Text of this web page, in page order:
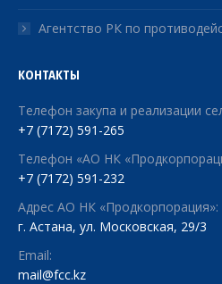
Агентство РК по
КОНТАКТЫ
Телефон закупа и реализации
+7 (7172) 591-265
Телефон «АО НК
+7 (7172) 591-232
Адрес АО НК «Продкорпорация»:
г. Астана, ул. Московская, 29/3
Email:
mail@fcc.kz